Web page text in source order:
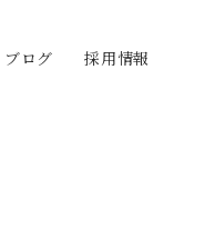
ブログ 採用情報